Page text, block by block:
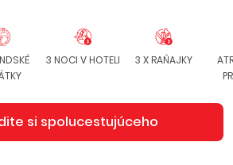
3 NOCI V HOTELI 3 X RAŇAJKY
si spolucestujúceho